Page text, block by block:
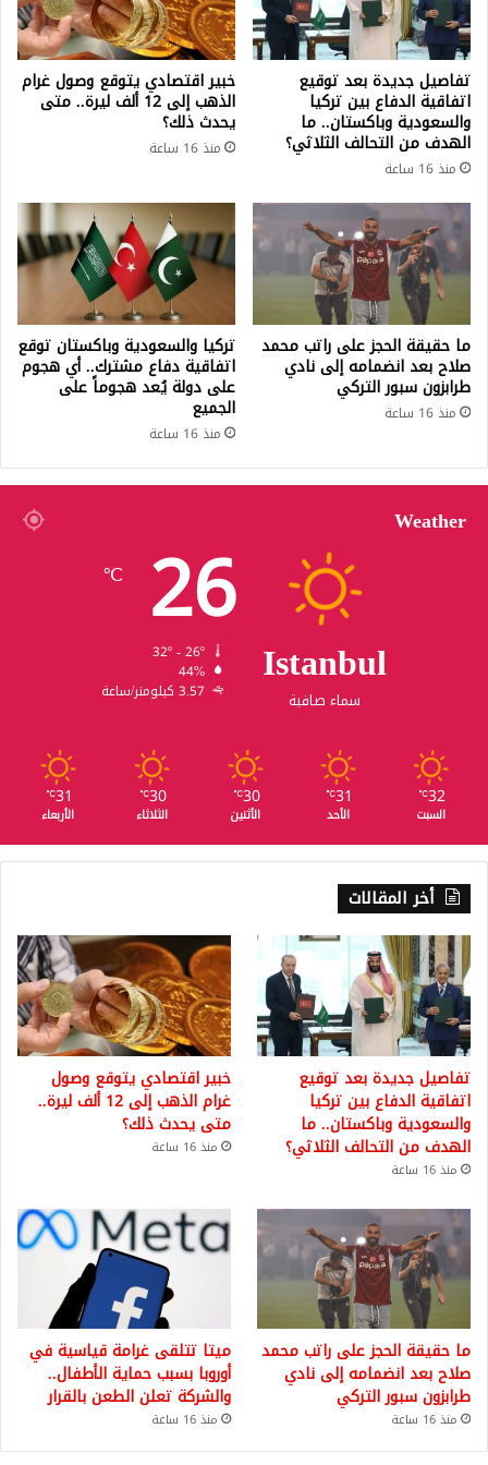
تفاصيل جديدة بعد توقيع
اتفاقية الدفاع بين تركيا
والسعودية وباكستان.. ما
الهدف من التحالف الثلاثي؟
منذ 16 ساعة
خبير اقتصادي يتوقع وصول غرام
الذهب إلى 12 ألف ليرة.. متى
يحدث ذلك؟
منذ 16 ساعة
ما حقيقة الحجز على راتب محمد
صلاح بعد انضمامه إلى نادي
طرابزون سبور التركي
منذ 16 ساعة
تركيا والسعودية وباكستان توقع
اتفاقية دفاع مشترك.. أي هجوم
على دولة يُعد هجوماً على
الجميع
منذ 16 ساعة
Weather
Istanbul
سماء صافية
26
℃
44%
3.57 كيلومتر/ساعة
32
℃
السبت
31
℃
الأحد
30
℃
الأثنين
30
℃
الثلاثاء
31
℃
الأربعاء
أخر المقالات
تفاصيل جديدة بعد توقيع
اتفاقية الدفاع بين تركيا
والسعودية وباكستان.. ما
الهدف من التحالف الثلاثي؟
منذ 16 ساعة
خبير اقتصادي يتوقع وصول
غرام الذهب إلى 12 ألف ليرة..
متى يحدث ذلك؟
منذ 16 ساعة
ما حقيقة الحجز على راتب محمد
صلاح بعد انضمامه إلى نادي
طرابزون سبور التركي
منذ 16 ساعة
ميتا تتلقى غرامة قياسية في
أوروبا بسبب حماية الأطفال..
والشركة تعلن الطعن بالقرار
منذ 16 ساعة